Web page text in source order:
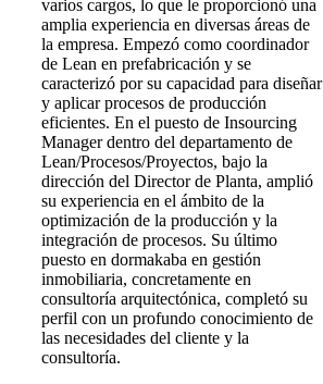
varios cargos, lo que le proporcionó una
amplia experiencia en diversas áreas de
la empresa. Empezó como coordinador
de Lean en prefabricación y se
caracterizó por su capacidad para diseñar
y aplicar procesos de producción
eficientes. En el puesto de Insourcing
Manager dentro del departamento de
Lean/Procesos/Proyectos, bajo la
dirección del Director de Planta, amplió
su experiencia en el ámbito de la
optimización de la producción y la
integración de procesos. Su último
puesto en dormakaba en gestión
inmobiliaria, concretamente en
consultoría arquitectónica, completó su
perfil con un profundo conocimiento de
las necesidades del cliente y la
consultoría.